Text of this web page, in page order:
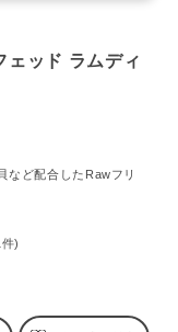
ッド ラムディ
など配合したRawフリ
)